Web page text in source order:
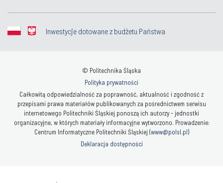
Inwestycje dotowane z budżetu Państwa
© Politechnika Śląska
Polityka prywatności
Całkowitą odpowiedzialność za poprawność, aktualność i zgodność z
przepisami prawa materiałów publikowanych za pośrednictwem serwisu
internetowego Politechniki Śląskiej ponoszą ich autorzy - jednostki
organizacyjne, w których materiały informacyjne wytworzono. Prowadzenie:
Centrum Informatyczne Politechniki Śląskiej (www@polsl.pl)
Deklaracja dostępności